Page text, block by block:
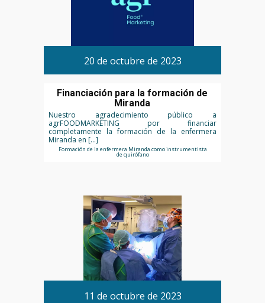
20 de octubre de 2023
Financiación para la formación de
Miranda
Nuestro agradecimiento público a
agrFOODMARKETING por financiar
completamente la formación de la enfermera
Miranda en […]
Formación de la enfermera Miranda como instrumentista
de quirófano
11 de octubre de 2023